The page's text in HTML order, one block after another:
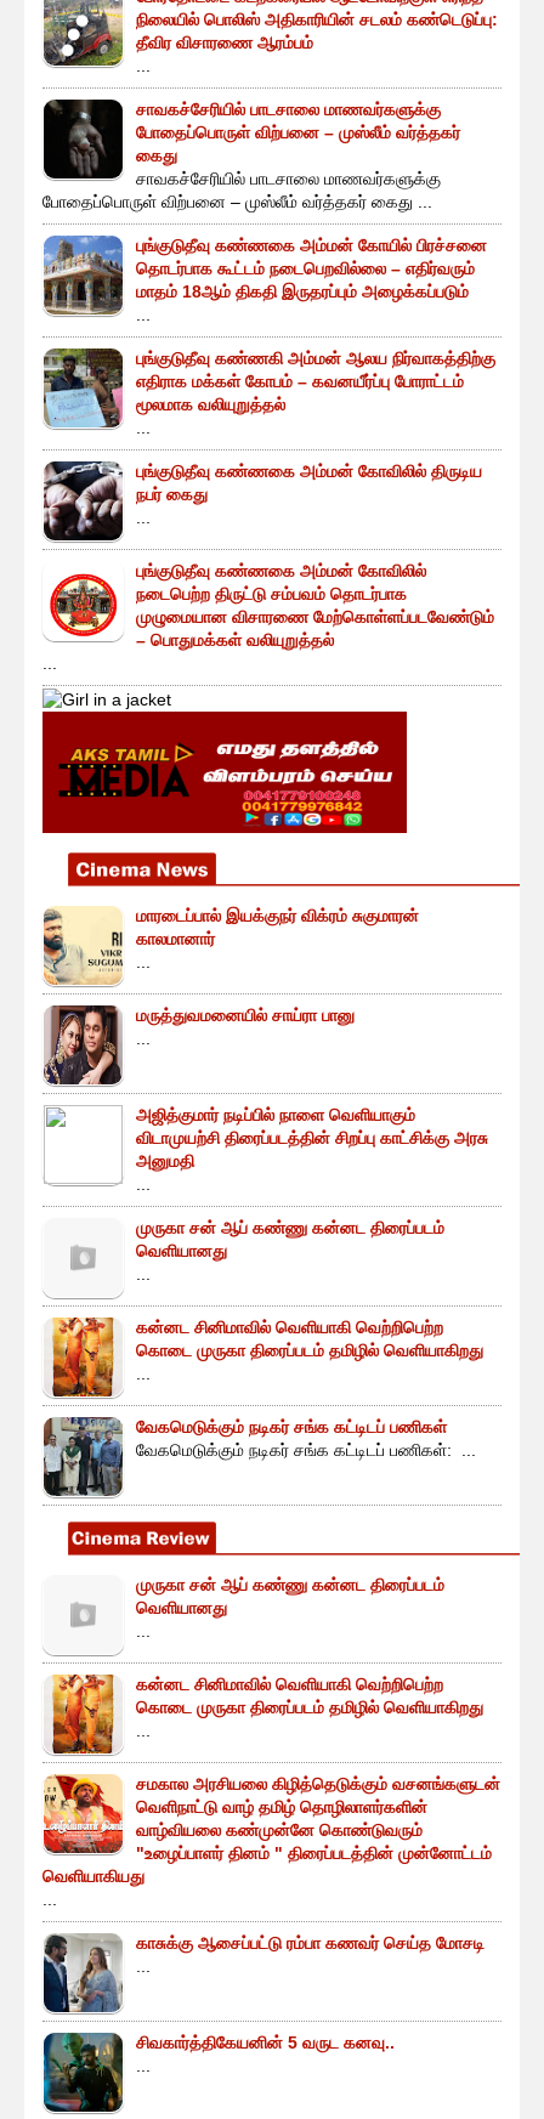
நிலையில் பொலிஸ் அதிகாரியின் சடலம் கண்டெடுப்பு:
தீவிர விசாரணை ஆரம்பம்
...
சாவகச்சேரியில் பாடசாலை மாணவர்களுக்கு
போதைப்பொருள் விற்பனை – முஸ்லீம் வர்த்தகர்
கைது
சாவகச்சேரியில் பாடசாலை மாணவர்களுக்கு
போதைப்பொருள் விற்பனை – முஸ்லீம் வர்த்தகர் கைது ...
புங்குடுதீவு கண்ணகை அம்மன் கோயில் பிரச்சனை
தொடர்பாக கூட்டம் நடைபெறவில்லை – எதிர்வரும்
மாதம் 18ஆம் திகதி இருதரப்பும் அழைக்கப்படும்
...
புங்குடுதீவு கண்ணகி அம்மன் ஆலய நிர்வாகத்திற்கு
எதிராக மக்கள் கோபம் – கவனயீர்ப்பு போராட்டம்
மூலமாக வலியுறுத்தல்
...
புங்குடுதீவு கண்ணகை அம்மன் கோவிலில் திருடிய
நபர் கைது
...
புங்குடுதீவு கண்ணகை அம்மன் கோவிலில்
நடைபெற்ற திருட்டு சம்பவம் தொடர்பாக
முழுமையான விசாரணை மேற்கொள்ளப்படவேண்டும்
– பொதுமக்கள் வலியுறுத்தல்
...
மாரடைப்பால் இயக்குநர் விக்ரம் சுகுமாரன்
காலமானார்
...
மருத்துவமனையில் சாய்ரா பானு
...
அஜித்குமார் நடிப்பில் நாளை வெளியாகும்
விடாமுயற்சி திரைப்படத்தின் சிறப்பு காட்சிக்கு அரசு
அனுமதி
...
முருகா சன் ஆப் கண்ணு கன்னட திரைப்படம்
வெளியானது
...
கன்னட சினிமாவில் வெளியாகி வெற்றிபெற்ற
கொடை முருகா திரைப்படம் தமிழில் வெளியாகிறது
...
வேகமெடுக்கும் நடிகர் சங்க கட்டிடப் பணிகள்
வேகமெடுக்கும் நடிகர் சங்க கட்டிடப் பணிகள்: ...
முருகா சன் ஆப் கண்ணு கன்னட திரைப்படம்
வெளியானது
...
கன்னட சினிமாவில் வெளியாகி வெற்றிபெற்ற
கொடை முருகா திரைப்படம் தமிழில் வெளியாகிறது
...
சமகால அரசியலை கிழித்தெடுக்கும் வசனங்களுடன்
வெளிநாட்டு வாழ் தமிழ் தொழிலாளர்களின்
வாழ்வியலை கண்முன்னே கொண்டுவரும்
"உழைப்பாளர் தினம் " திரைப்படத்தின் முன்னோட்டம்
வெளியாகியது
...
காசுக்கு ஆசைப்பட்டு ரம்பா கணவர் செய்த மோசடி
...
சிவகார்த்திகேயனின் 5 வருட கனவு..
...